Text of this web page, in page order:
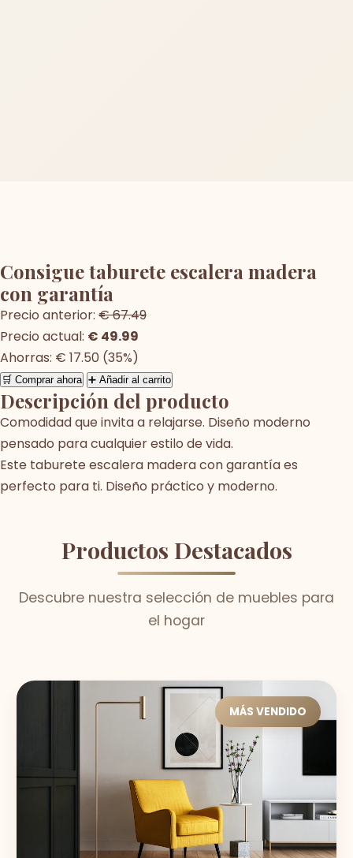
Consigue taburete escalera madera
con garantía
Precio anterior: € 67.49
Precio actual: € 49.99
Ahorras: € 17.50 (35%)
🛒 Comprar ahora ➕ Añadir al carrito
Descripción del producto
Comodidad que invita a relajarse. Diseño moderno
pensado para cualquier estilo de vida.
Este taburete escalera madera con garantía es
perfecto para ti. Diseño práctico y moderno.
Productos Destacados
Descubre nuestra selección de muebles para
el hogar
MÁS VENDIDO